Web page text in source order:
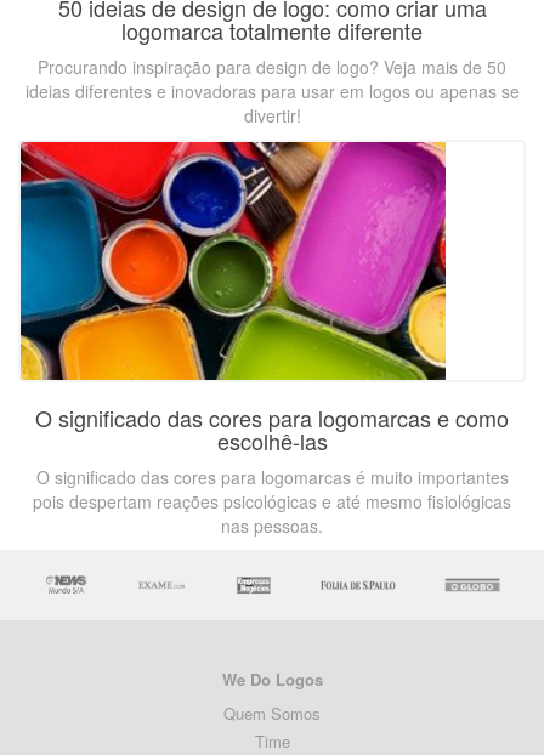
50 ideias de design de logo: como criar uma
logomarca totalmente diferente
Procurando inspiração para design de logo? Veja mais de 50
ideias diferentes e inovadoras para usar em logos ou apenas se
divertir!
O significado das cores para logomarcas e como
escolhê-las
O significado das cores para logomarcas é muito importantes
pois despertam reações psicológicas e até mesmo fisiológicas
nas pessoas.
We Do Logos
Quem Somos
Time